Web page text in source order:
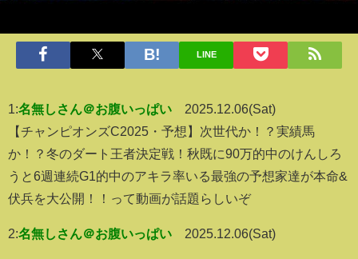
LINE
1:名無しさん＠お腹いっぱい
2025.12.06(Sat)
【チャンピオンズC2025・予想】次世代か！？実績馬
か！？冬のダート王者決定戦！秋既に90万的中のけんしろ
うと6週連続G1的中のアキラ率いる最強の予想家達が本命&
伏兵を大公開！！って動画が話題らしいぞ
2:名無しさん＠お腹いっぱい 2025.12.06(Sat)